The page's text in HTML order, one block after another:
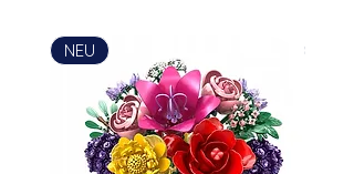
Postadresse: Lentruper Ring 19, DE-
48231 Warendorf, Deutschland,
pennybricks.de -
shop@pennybricks.de
NEU